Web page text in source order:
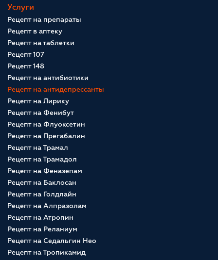
Услуги
Рецепт на препараты
Рецепт в аптеку
Рецепт на таблетки
Рецепт 107
Рецепт 148
Рецепт на антибиотики
Рецепт на антидепрессанты
Рецепт на Лирику
Рецепт на Фенибут
Рецепт на Флуоксетин
Рецепт на Прегабалин
Рецепт на Трамал
Рецепт на Трамадол
Рецепт на Феназепам
Рецепт на Баклосан
Рецепт на Голдлайн
Рецепт на Алпразолам
Рецепт на Атропин
Рецепт на Реланиум
Рецепт на Седальгин Нео
Рецепт на Тропикамид